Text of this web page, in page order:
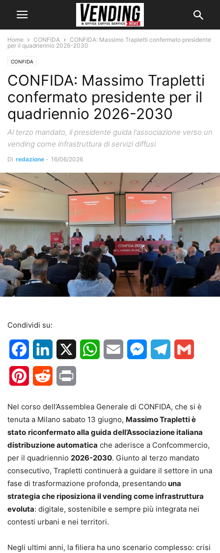
Home CONFIDA
CONFIDA: Massimo Trapletti confermato presidente
per il quadriennio 2026-2030
CONFIDA
CONFIDA: Massimo Trapletti
confermato presidente per il
quadriennio 2026-2030
Al terzo mandato, il presidente guida l'associazione verso un
vending come infrastruttura di servizi diffusi
Di redazione - 16/06/2026
Condividi su:
FacebookLinkedIn WhatsApp
Email MessengerTelegram
PinterestReddit
Nel corso dell’Assemblea Generale di CONFIDA, che si è
tenuta a Milano sabato 13 giugno, Massimo Trapletti è
stato riconfermato alla guida dell’Associazione italiana
distribuzione automatica che aderisce a Confcommercio,
per il quadriennio 2026-2030. Giunto al terzo mandato
consecutivo, Trapletti continuerà a guidare il settore in una
fase di trasformazione profonda, presentando una
strategia che riposiziona il vending come infrastruttura
evoluta: digitale, sostenibile e sempre più integrata nei
contesti urbani e nei territori.
Negli ultimi anni, la filiera ha uno scenario complesso: crisi